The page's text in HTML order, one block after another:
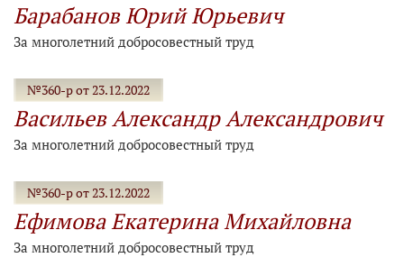
Барабанов Юрий Юрьевич
За многолетний добросовестный труд
№360-р от 23.12.2022
Васильев Александр Александрович
За многолетний добросовестный труд
№360-р от 23.12.2022
Ефимова Екатерина Михайловна
За многолетний добросовестный труд